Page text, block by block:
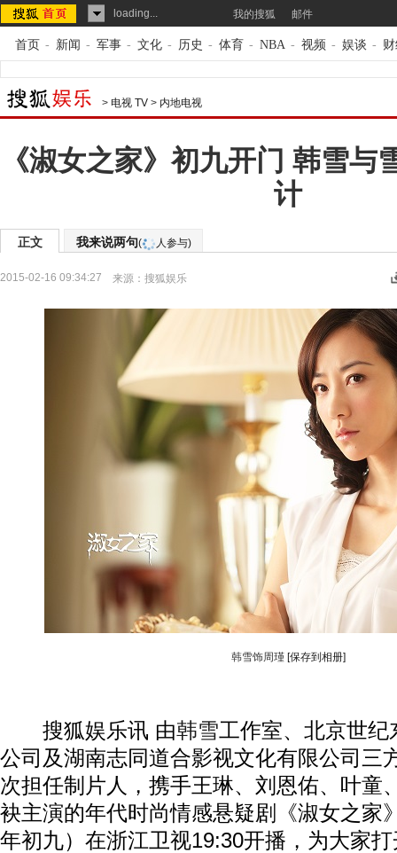
loading... 我的搜狐 邮件
首页 - 新闻 - 军事 - 文化 - 历史 - 体育 - NBA - 视频 - 娱谈 -
> 电视 TV > 内地电视
《淑女之家》初九开门 韩雪与
计
正文 我来说两句( 人参与)
2015-02-16 09:34:27 来源： 搜狐娱乐
韩雪饰周瑾 [保存到相册]
搜狐娱乐讯 由韩雪工作室、北京世纪
公司及湖南志同道合影视文化有限公司三
次担任制片人，携手王琳、刘恩佑、叶童
袂主演的年代时尚情感悬疑剧《淑女之家
年初九）在浙江卫视19:30开播，为大家